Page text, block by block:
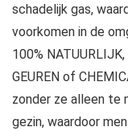
schadelijk gas,
voorkomen in de
100% NATUURLIJK,
GEUREN of
zonder ze alleen te
gezin, waardoor